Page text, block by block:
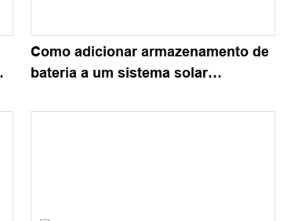
Como adicionar armazenamento de
bateria a um sistema solar
microinversores